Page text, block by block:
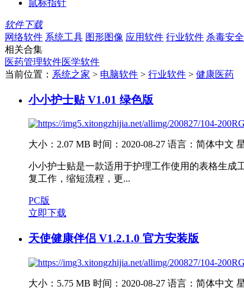
鼠标指针
软件下载
网络软件 系统工具 图形图像 应用软件 行业软件 杀毒安全
相关合集
医药管理软件医学软件
当前位置： 系统之家 > 电脑软件 > 行业软件 > 健康医药
小小护士贴 V1.01 绿色版
大小：2.07 MB 时间：2020-08-27 语言：简体中文
小小护士贴是一款适用于护理工作使用的表格生成
复工作，缩短流程，更...
PC版
立即下载
天使健康伴侣 V1.2.1.0 官方安装版
大小：5.75 MB 时间：2020-08-27 语言：简体中文